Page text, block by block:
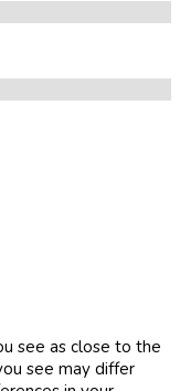
see as close to the
see may differ